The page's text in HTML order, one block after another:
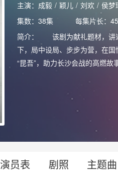
主演： 成毅 / 颖儿 / 刘欢 / 侯梦
集数：38集
每集片长：
简介：
该剧为献礼题材，讲
下，局中设局、步步为营，在
“昆吾”，助力长沙会战的高燃故
演员表 剧照 主题曲